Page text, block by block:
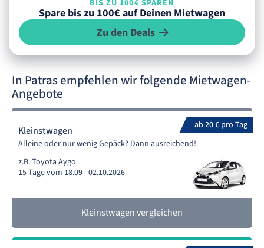
BIS ZU 100€ SPAREN
Spare bis zu 100€ auf Deinen Mietwagen
Zu den Deals
In Patras empfehlen wir folgende Mietwagen-
Angebote
ab 20 € pro Tag
Kleinstwagen
Alleine oder nur wenig Gepäck? Dann ausreichend!
z.B. Toyota Aygo
15 Tage vom 18.09 - 02.10.2026
Kleinstwagen vergleichen